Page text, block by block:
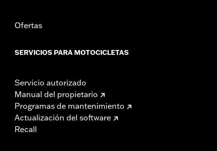
Ofertas
SERVICIOS PARA MOTOCICLETAS
Servicio autorizado
Manual del propietario
Programas de mantenimiento
Actualización del software
Recall